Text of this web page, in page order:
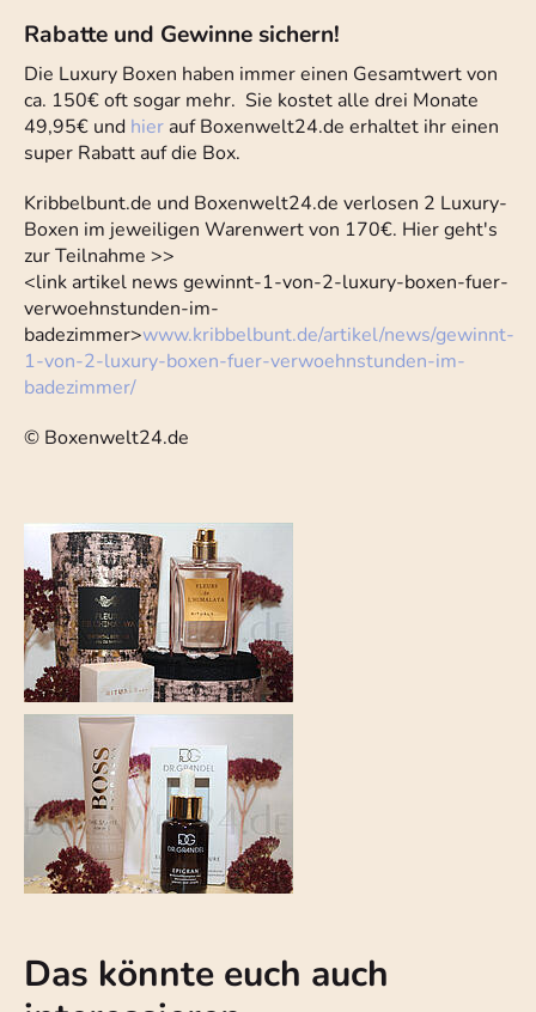
Rabatte und Gewinne sichern!
Die Luxury Boxen haben immer einen Gesamtwert von
ca. 150€ oft sogar mehr. Sie kostet alle drei Monate
49,95€ und hier auf Boxenwelt24.de erhaltet ihr einen
super Rabatt auf die Box.
Kribbelbunt.de und Boxenwelt24.de verlosen 2 Luxury-
Boxen im jeweiligen Warenwert von 170€. Hier geht's
zur Teilnahme >>
<link artikel news gewinnt-1-von-2-luxury-boxen-fuer-
verwoehnstunden-im-
badezimmer>www.kribbelbunt.de/artikel/news/gewinnt-
1-von-2-luxury-boxen-fuer-verwoehnstunden-im-
badezimmer/
© Boxenwelt24.de
Das könnte euch auch